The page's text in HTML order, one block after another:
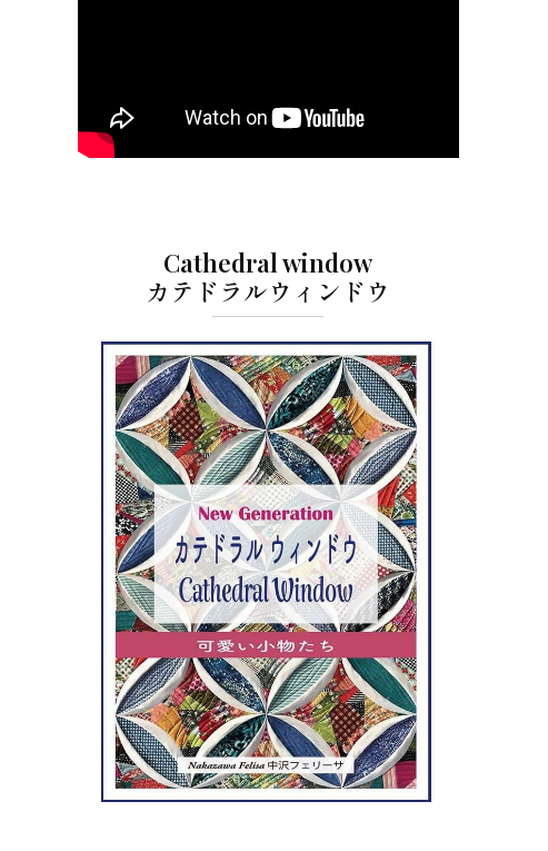
Cathedral window
カテドラルウィンドウ